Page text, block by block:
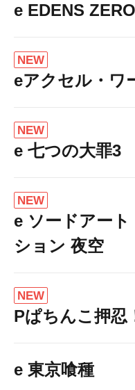
e EDENS
NEW
eアクセル・ワ
NEW
e 七つの大罪3
NEW
e ソードアー
ション 夜空
NEW
Pぱちんこ押忍
e 東京喰種